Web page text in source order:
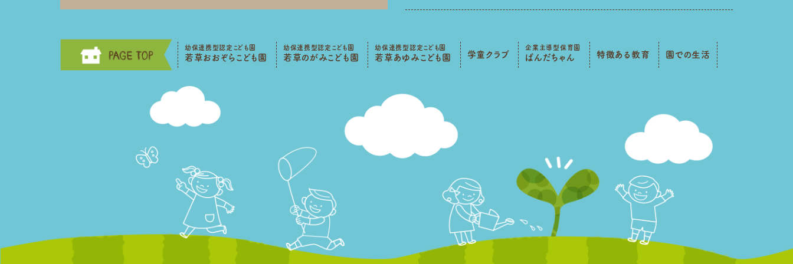
幼保連携型認定こども園
若草おおぞらこども園
幼保連携型認定こども園
若草のがみこども園
幼保連携型認定こども園
若草あゆみこども園 学童クラブ
企業主導型保育園
ぱんだちゃん 特徴ある教育 園での生活